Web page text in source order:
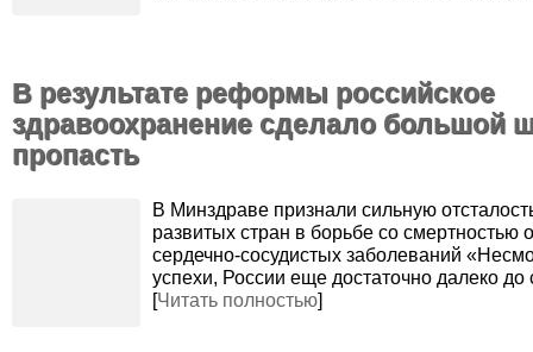
В результате реформы российское
здравоохранение сделало большой
пропасть
В Минздраве признали сильную
развитых стран в борьбе со смертностью
сердечно-сосудистых заболеваний
успехи, России еще достаточно далеко до
[Читать полностью]